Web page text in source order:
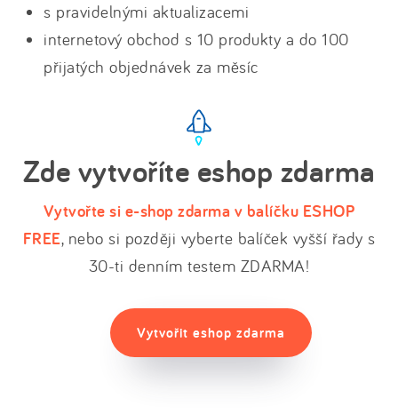
s pravidelnými aktualizacemi
internetový obchod s 10 produkty a do 100
přijatých objednávek za měsíc
Zde vytvoříte eshop zdarma
Vytvořte si e-shop zdarma v balíčku ESHOP
FREE, nebo si později vyberte balíček vyšší řady s
30-ti denním testem ZDARMA!
Vytvořit eshop zdarma